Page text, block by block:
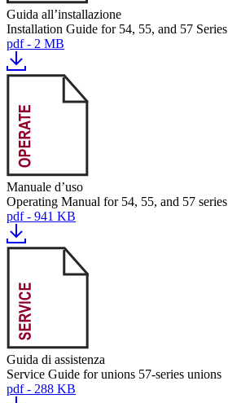
Guida all’installazione
Installation Guide for 54, 55, and 57 Series
pdf - 2 MB
Manuale d’uso
Operating Manual for 54, 55, and 57 series
pdf - 941 KB
Guida di assistenza
Service Guide for unions 57-series unions
pdf - 288 KB